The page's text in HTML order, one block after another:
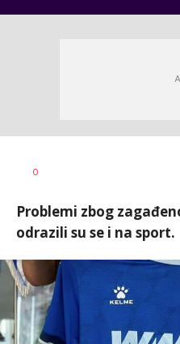
AUTOR
0
Problemi zbog
odrazili su se i na sport.